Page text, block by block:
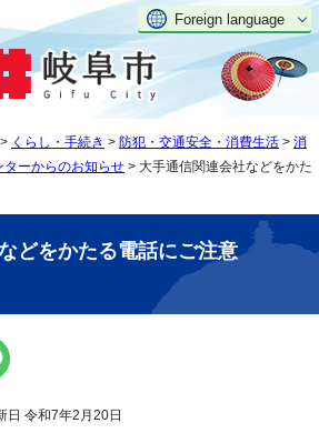
Foreign language
> くらし・手続き > 防犯・交通安全・消費生活 > 消
ーからのお知らせ > 大手通信関連会社などをかた
どをかたる電話にご注意
令和7年2月20日